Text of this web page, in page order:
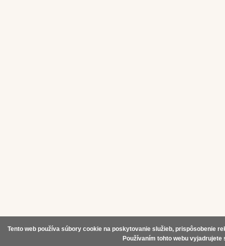
Tento web používa súbory cookie na poskytovanie služieb, prispôsobenie
Používaním tohto webu